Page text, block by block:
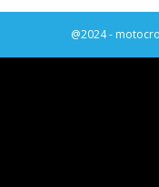
@2024 -